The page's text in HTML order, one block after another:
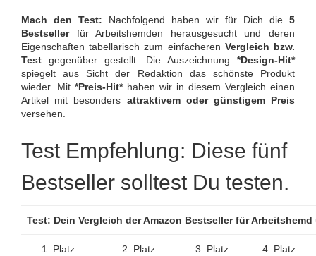
Mach den Test: Nachfolgend haben wir für Dich die 5
Bestsellerfür Arbeitshemden herausgesucht und deren
Eigenschaften tabellarisch zum einfacheren Vergleich bzw.
Test gegenüber gestellt. Die Auszeichnung *Design-Hit*
spiegelt aus Sicht der Redaktion das schönste Produkt
wieder. Mit *Preis-Hit*haben wir in diesem Vergleich einen
Artikel mit besonders attraktivem oder günstigem Preis
versehen.
Test Empfehlung: Diese fünf
Bestseller solltest Du testen.
Test: Dein Vergleich der Amazon Bestseller für
1. Platz 2. Platz 3. Platz 4. Platz